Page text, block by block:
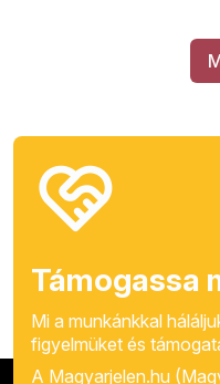
Támogassa
Mi a munkánkkal
figyelmüket és
A Magyarjelen.hu